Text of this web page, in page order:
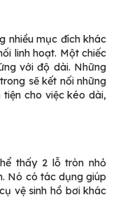
nhiều mục đích khác
linh hoạt. Một chiếc
với độ dài. Những
sẽ kết nối những
cho việc kéo dài,
thấy 2 lỗ tròn nhỏ
Nó có tác dụng giúp
vệ sinh hồ bơi khác